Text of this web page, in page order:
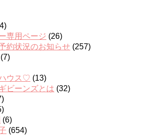
専用ページ (26)
約状況のお知らせ (257)
(7)
ウス♡ (13)
ビーンズとは (32)
(6)
(654)